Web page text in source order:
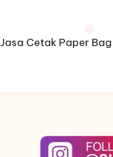
Jasa Cetak Paper